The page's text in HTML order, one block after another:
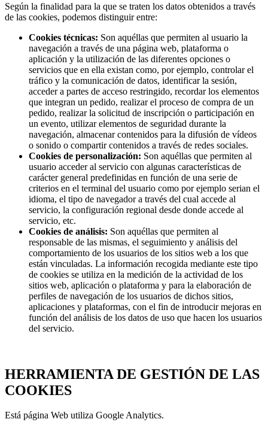
Según la finalidad para la que se traten los datos obtenidos a través
de las cookies, podemos distinguir entre:
Cookies técnicas: Son aquéllas que permiten al usuario la
navegación a través de una página web, plataforma o
aplicación y la utilización de las diferentes opciones o
servicios que en ella existan como, por ejemplo, controlar el
tráfico y la comunicación de datos, identificar la sesión,
acceder a partes de acceso restringido, recordar los elementos
que integran un pedido, realizar el proceso de compra de un
pedido, realizar la solicitud de inscripción o participación en
un evento, utilizar elementos de seguridad durante la
navegación, almacenar contenidos para la difusión de vídeos
o sonido o compartir contenidos a través de redes sociales.
Cookies de personalización: Son aquéllas que permiten al
usuario acceder al servicio con algunas características de
carácter general predefinidas en función de una serie de
criterios en el terminal del usuario como por ejemplo serian el
idioma, el tipo de navegador a través del cual accede al
servicio, la configuración regional desde donde accede al
servicio, etc.
Cookies de análisis: Son aquéllas que permiten al
responsable de las mismas, el seguimiento y análisis del
comportamiento de los usuarios de los sitios web a los que
están vinculadas. La información recogida mediante este tipo
de cookies se utiliza en la medición de la actividad de los
sitios web, aplicación o plataforma y para la elaboración de
perfiles de navegación de los usuarios de dichos sitios,
aplicaciones y plataformas, con el fin de introducir mejoras en
función del análisis de los datos de uso que hacen los usuarios
del servicio.
HERRAMIENTA DE GESTIÓN DE LAS
COOKIES
Está página Web utiliza Google Analytics.